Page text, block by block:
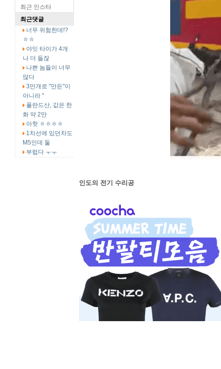
최근 인스타
최근댓글
너무 위험한데!?
ㅎㅎ
야잇 타이가 4개
나 더 들잖
나쁜 놈들이 너무
많다
3만개로 "만든"이
아니라 "
폴란드산, 값은 한
화 약 2만
아핫 ㅎㅎㅎㅎ
1차선에 있던차도
M5인데 둘
부럽다 ㅜㅜ
인도의 전기 수리공